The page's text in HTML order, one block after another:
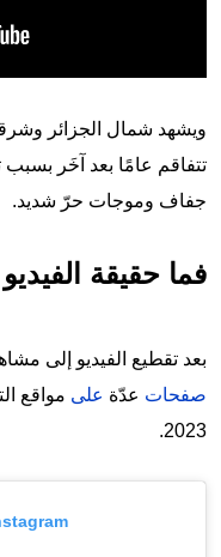
ويشهد شمال الجزائر
تتفاقم عامًا بعد آخَر بسبب
جفاف وموجات حرّ شديد.
فما حقيقة
بعد تقطيع الفيديو إلى
صفحات عدّة على
2023.